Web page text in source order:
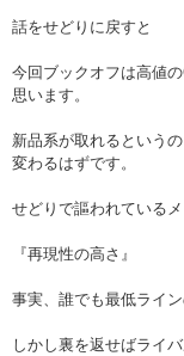
話をせどりに戻すと
今回ブックオフは高値
思います。
新品系が取れるという
変わるはずです。
せどりで謳われているメ
『再現性の高さ』
事実、誰でも最低ライ
しかし裏を返せばライ